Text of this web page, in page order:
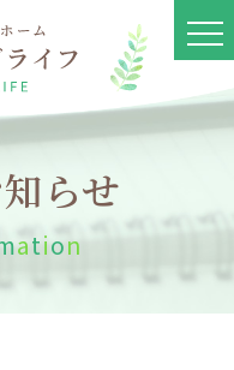
らせ
ation
フとは